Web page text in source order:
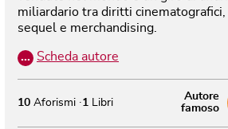
miliardario tra diritti cinematografici,
sequel e merchandising.
… Scheda autore
Autore
famoso
10 Aforismi 1 Libri